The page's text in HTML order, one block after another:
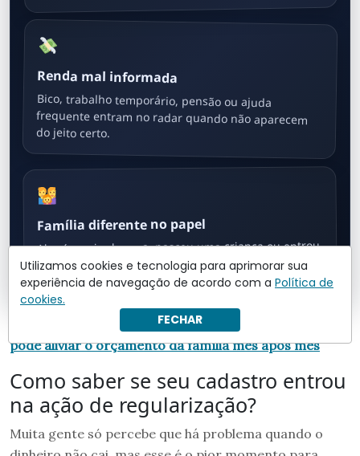
Renda mal informada
Bico, trabalho temporário, pensão ou ajuda
frequente entram no radar quando não aparecem
do jeito certo.
Família diferente no papel
Alguém saiu de casa, nasceu uma criança ou entrou
novo morador e o cadastro continuou igual.
Esse benefício não cai no banco, mas
pode aliviar o orçamento da família mês após mês
Como saber se seu cadastro entrou
na ação de regularização?
Muita gente só percebe que há problema quando o
Utilizamos cookies e tecnologia para aprimorar sua
experiência de navegação de acordo com a Política de
cookies.
FECHAR